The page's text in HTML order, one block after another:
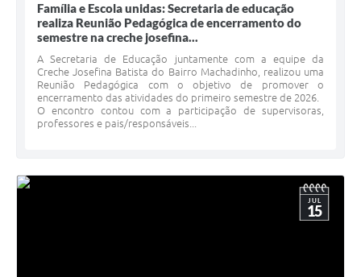
Família e Escola unidas: Secretaria de educação
realiza Reunião Pedagógica de encerramento do
semestre na creche josefina...
A Secretaria de Educação juntamente com a equipe da
Creche Josefina Batista do Bairro Machadinho, realizou uma
Reunião Pedagógica com o objetivo de promover o
encerramento das atividades do primeiro semestre de 2026.
O encontro contou com a participação de supervisoras,
professores e pais/responsáveis...
JUL
15